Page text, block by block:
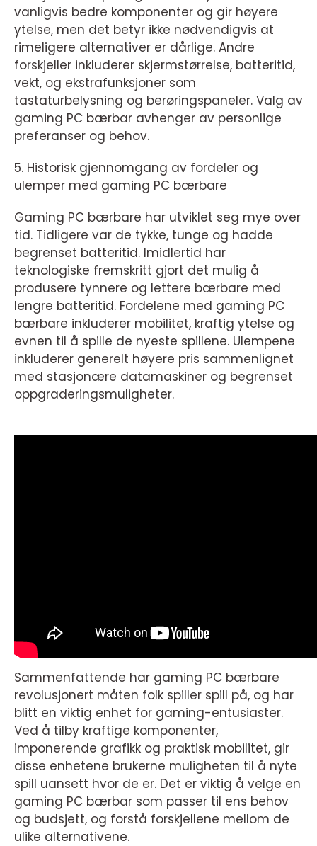
vanligvis bedre komponenter og gir høyere
ytelse, men det betyr ikke nødvendigvis at
rimeligere alternativer er dårlige. Andre
forskjeller inkluderer skjermstørrelse, batteritid,
vekt, og ekstrafunksjoner som
tastaturbelysning og berøringspaneler. Valg av
gaming PC bærbar avhenger av personlige
preferanser og behov.
5. Historisk gjennomgang av fordeler og
ulemper med gaming PC bærbare
Gaming PC bærbare har utviklet seg mye over
tid. Tidligere var de tykke, tunge og hadde
begrenset batteritid. Imidlertid har
teknologiske fremskritt gjort det mulig å
produsere tynnere og lettere bærbare med
lengre batteritid. Fordelene med gaming PC
bærbare inkluderer mobilitet, kraftig ytelse og
evnen til å spille de nyeste spillene. Ulempene
inkluderer generelt høyere pris sammenlignet
med stasjonære datamaskiner og begrenset
oppgraderingsmuligheter.
Sammenfattende har gaming PC bærbare
revolusjonert måten folk spiller spill på, og har
blitt en viktig enhet for gaming-entusiaster.
Ved å tilby kraftige komponenter,
imponerende grafikk og praktisk mobilitet, gir
disse enhetene brukerne muligheten til å nyte
spill uansett hvor de er. Det er viktig å velge en
gaming PC bærbar som passer til ens behov
og budsjett, og forstå forskjellene mellom de
ulike alternativene.